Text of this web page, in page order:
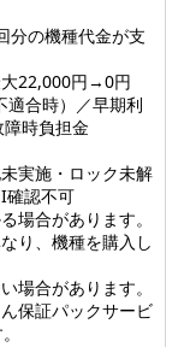
分の機種代金が支
22,000円→0円
合時）／早期利
時負担金
実施・ロック未解
確認不可
場合があります。
り、機種を購入し
場合があります。
保証パックサービ